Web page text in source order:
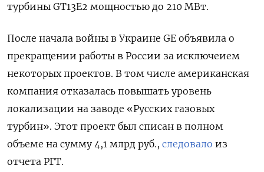
турбины GT13E2 мощностью до 210 МВт.
После начала войны в Украине GE объявила о
прекращении работы в России за исключеием
некоторых проектов. В том числе американская
компания отказалась повышать уровень
локализации на заводе «Русских газовых
турбин». Этот проект был списан в полном
объеме на сумму 4,1 млрд руб., следовало из
отчета РГТ.